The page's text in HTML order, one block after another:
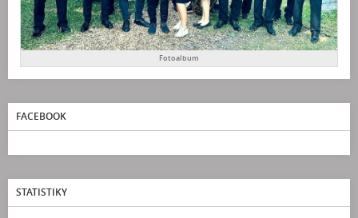
Fotoalbum
FACEBOOK
STATISTIKY